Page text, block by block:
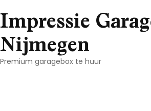
Impressie
Nijmegen
Premium garagebox te huur